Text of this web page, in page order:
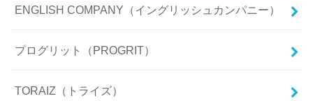
ENGLISH COMPANY（イングリッシュカンパニー）
プログリット（PROGRIT）
TORAIZ（トライズ）